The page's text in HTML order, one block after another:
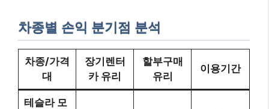
차종별 손익 분기점 분석
차종/가격
대
장기렌터
카 유리
할부구매
유리
이용기간
테슬라 모